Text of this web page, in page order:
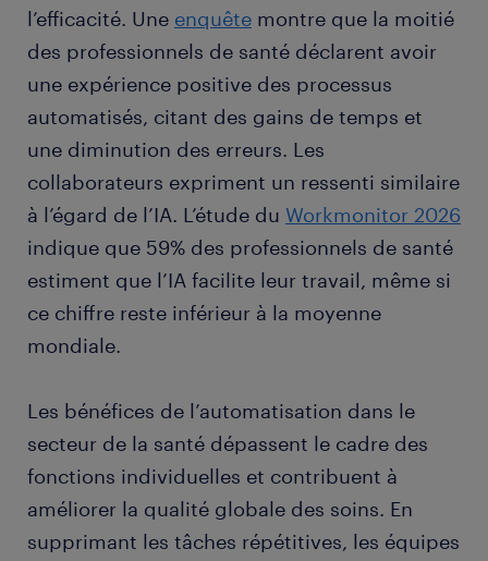
l’efficacité. Une enquête montre que la moitié
des professionnels de santé déclarent avoir
une expérience positive des processus
automatisés, citant des gains de temps et
une diminution des erreurs. Les
collaborateurs expriment un ressenti similaire
à l’égard de l’IA. L’étude du Workmonitor 2026
indique que 59% des professionnels de santé
estiment que l’IA facilite leur travail, même si
ce chiffre reste inférieur à la moyenne
mondiale.
Les bénéfices de l’automatisation dans le
secteur de la santé dépassent le cadre des
fonctions individuelles et contribuent à
améliorer la qualité globale des soins. En
supprimant les tâches répétitives, les équipes